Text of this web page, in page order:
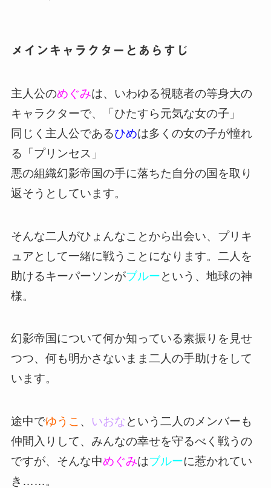
メインキャラクターとあらすじ
主人公のめぐみは、いわゆる視聴者の等身大の
キャラクターで、「ひたすら元気な女の子」
同じく主人公であるひめは多くの女の子が憧れ
る「プリンセス」
悪の組織幻影帝国の手に落ちた自分の国を取り
返そうとしています。
そんな二人がひょんなことから出会い、プリキ
ュアとして一緒に戦うことになります。二人を
助けるキーパーソンがブルーという、地球の神
様。
幻影帝国について何か知っている素振りを見せ
つつ、何も明かさないまま二人の手助けをして
います。
途中でゆうこ 、 いおなという二人のメンバーも
仲間入りして、みんなの幸せを守るべく戦うの
ですが、そんな中めぐみはブルーに惹かれてい
き……。